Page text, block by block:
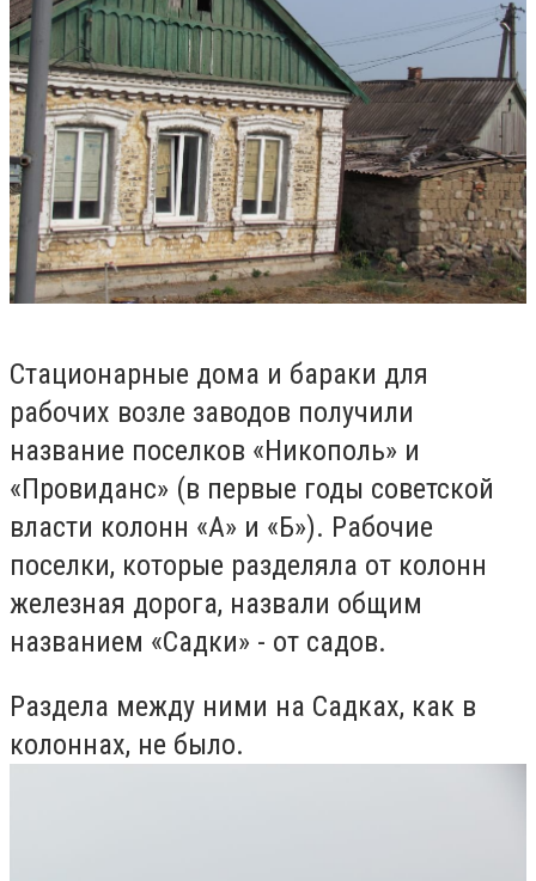
Стационарные дома и бараки для
рабочих возле заводов получили
название поселков «Никополь» и
«Провиданс» (в первые годы советской
власти колонн «А» и «Б»). Рабочие
поселки, которые разделяла от колонн
железная дорога, назвали общим
названием «Садки» - от садов.
Раздела между ними на Садках, как в
колоннах, не было.